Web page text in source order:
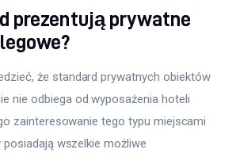
prezentują prywatne
że standard prywatnych obiektów
nie odbiega od wyposażenia hoteli
zainteresowanie tego typu miejscami
posiadają wszelkie możliwe